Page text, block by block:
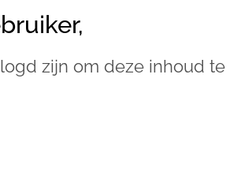
zijn om deze inhoud te